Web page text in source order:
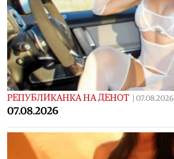
РЕПУБЛИКАНКА НА ДЕНОТ 07.08.2026
07.08.2026